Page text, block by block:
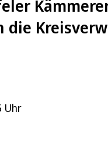
die
Uhr